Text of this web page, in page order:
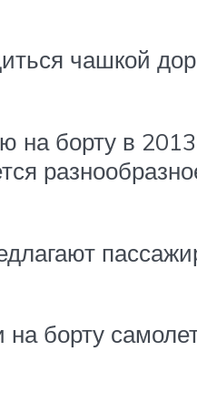
чашкой
борту в
борту